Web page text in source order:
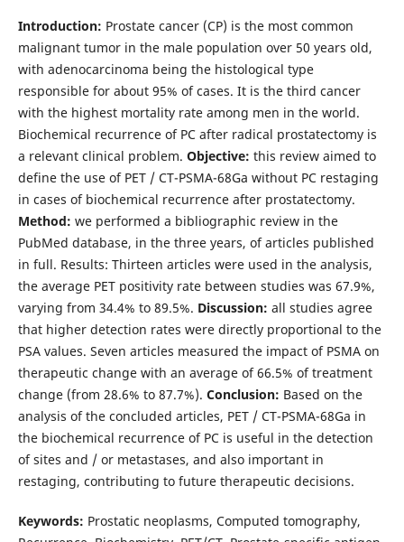
Introduction: Prostate cancer (CP) is the most common
malignant tumor in the male population over 50 years old,
with adenocarcinoma being the histological type
responsible for about 95% of cases. It is the third cancer
with the highest mortality rate among men in the world.
Biochemical recurrence of PC after radical prostatectomy is
a relevant clinical problem. Objective: this review aimed to
define the use of PET / CT-PSMA-68Ga without PC restaging
in cases of biochemical recurrence after prostatectomy.
Method: we performed a bibliographic review in the
PubMed database, in the three years, of articles published
in full. Results: Thirteen articles were used in the analysis,
the average PET positivity rate between studies was 67.9%,
varying from 34.4% to 89.5%. Discussion: all studies agree
that higher detection rates were directly proportional to the
PSA values. Seven articles measured the impact of PSMA on
therapeutic change with an average of 66.5% of treatment
change (from 28.6% to 87.7%). Conclusion: Based on the
analysis of the concluded articles, PET / CT-PSMA-68Ga in
the biochemical recurrence of PC is useful in the detection
of sites and / or metastases, and also important in
restaging, contributing to future therapeutic decisions.
Keywords: Prostatic neoplasms, Computed tomography,